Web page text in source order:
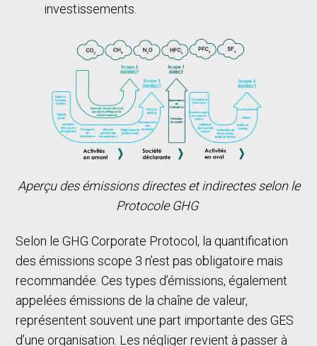
investissements.
Aperçu des émissions directes et indirectes selon le
Protocole GHG
Selon le GHG Corporate Protocol, la quantification
des émissions scope 3 n’est pas obligatoire mais
recommandée. Ces types d’émissions, également
appelées émissions de la chaîne de valeur,
représentent souvent une part importante des GES
d’une organisation. Les négliger revient à passer à